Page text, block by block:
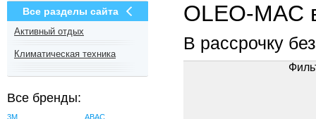
Все разделы сайта
Активный отдых
Климатическая техника
Все бренды:
3M
ABAC
OLEO-MAC
В рассрочку